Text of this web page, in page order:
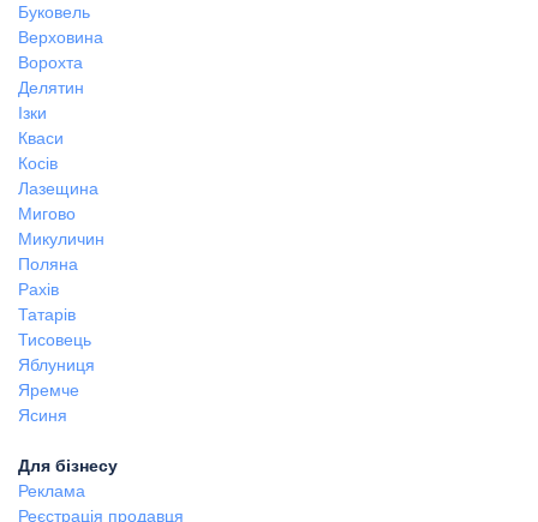
Буковель
Верховина
Ворохта
Делятин
Ізки
Кваси
Косів
Лазещина
Мигово
Микуличин
Поляна
Рахів
Татарів
Тисовець
Яблуниця
Яремче
Ясиня
Для бізнесу
Реклама
Реєстрація продавця